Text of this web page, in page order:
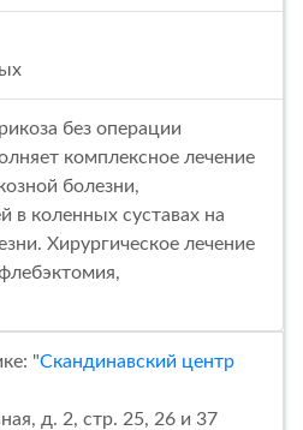
без операции
комплексное лечение
болезни,
в коленных суставах на
Хирургическое лечение
"Скандинавский центр
д. 2, стр. 25, 26 и 37